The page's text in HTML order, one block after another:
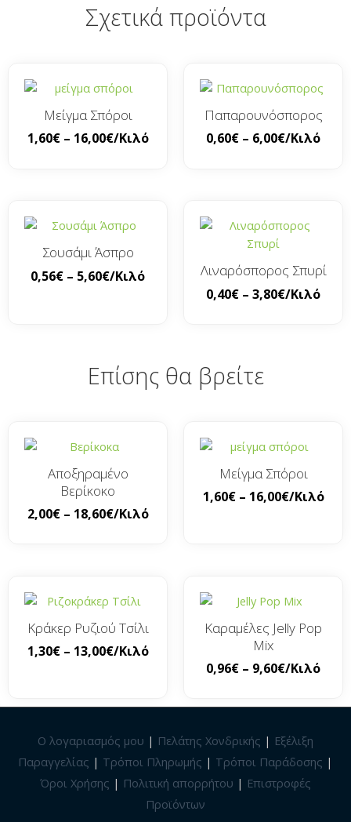
Σχετικά προϊόντα
Μείγμα Σπόροι
1,60€ – 16,00€/Κιλό
Παπαρουνόσπορος
0,60€ – 6,00€/Κιλό
Σουσάμι Άσπρο
0,56€ – 5,60€/Κιλό Λιναρόσπορος Σπυρί
0,40€ – 3,80€/Κιλό
Επίσης θα βρείτε
Αποξηραμένο
Βερίκοκο
2,00€ – 18,60€/Κιλό
Μείγμα Σπόροι
1,60€ – 16,00€/Κιλό
Κράκερ Ρυζιού Τσίλι
1,30€ – 13,00€/Κιλό
Καραμέλες Jelly Pop
Mix
0,96€ – 9,60€/Κιλό
Ο λογαριασμός μου | Πελάτης Χονδρικής | Εξέλιξη
Παραγγελίας | Τρόποι Πληρωμής | Τρόποι Παράδοσης |
Όροι Χρήσης | Πολιτική απορρήτου | Επιστροφές
Προϊόντων